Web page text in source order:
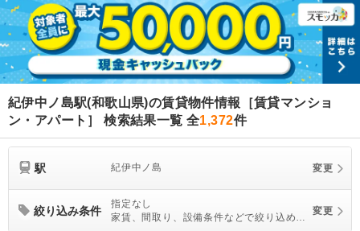
紀伊中ノ島駅(和歌山県)の賃貸物件情報［賃貸マンショ
ン・アパート］ 検索結果一覧 全1,372件
駅 紀伊中ノ島 変更
絞り込み条件
指定なし
家賃、間取り、設備条件などで絞り込めま
変更